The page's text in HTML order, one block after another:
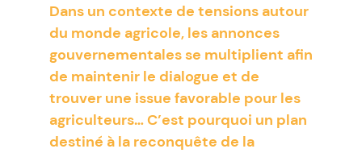
Dans un contexte de tensions autour
du monde agricole, les annonces
gouvernementales se multiplient afin
de maintenir le dialogue et de
trouver une issue favorable pour les
agriculteurs… C’est pourquoi un plan
destiné à la reconquête de la